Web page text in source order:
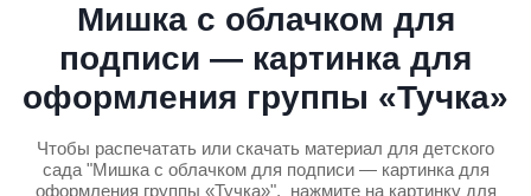
Мишка с облачком для
подписи — картинка для
оформления группы «Тучка»
Чтобы распечатать или скачать материал для детского
сада "Мишка с облачком для подписи — картинка для
оформления группы «Тучка»", нажмите на картинку для